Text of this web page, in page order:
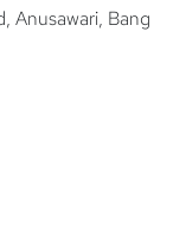
Anusawari, Bang